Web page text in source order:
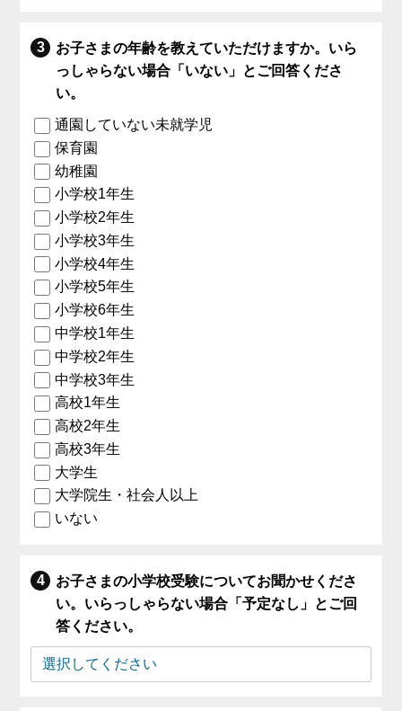
お子さまの年齢を教えていただけますか。いら
っしゃらない場合「いない」とご回答くださ
い。
通園していない未就学児
保育園
幼稚園
小学校1年生
小学校2年生
小学校3年生
小学校4年生
小学校5年生
小学校6年生
中学校1年生
中学校2年生
中学校3年生
高校1年生
高校2年生
高校3年生
大学生
大学院生・社会人以上
いない
お子さまの小学校受験についてお聞かせくださ
い。いらっしゃらない場合「予定なし」とご回
答ください。